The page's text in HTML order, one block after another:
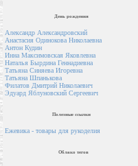
День рождения
Александр Александровский
Анастасия Одинокова Николаевна
Антон Кудин
Инна Максимовская Яковлевна
Наталья Бырдина Геннадиевна
Татьяна Синяева Игоревна
Татьяна Шпанькова
Филатов Дмитрий Николаевич
Эдуард Яблуновский Сергеевич
Полезные ссылки
Ежевика - товары для рукоделия
Облако тегов